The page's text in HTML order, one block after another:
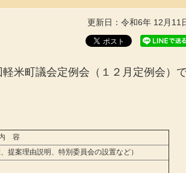
更新日：令和6年 12月11
米町議会定例会（１２月定例会）
容
案理由説明、特別委員会の設置など）